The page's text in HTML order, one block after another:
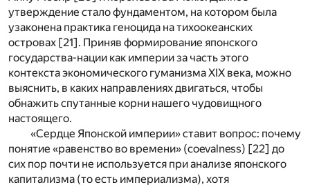
утверждение стало фундаментом, на котором была
узаконена практика геноцида на тихоокеанских
островах [21]. Приняв формирование японского
государства-нации как империи за часть этого
контекста экономического гуманизма XIX века, можно
выяснить, в каких направлениях двигаться, чтобы
обнажить спутанные корни нашего чудовищного
настоящего.
«Сердце Японской империи» ставит вопрос: почему
понятие «равенство во времени» (coevalness) [22] до
сих пор почти не используется при анализе японского
капитализма (то есть империализма), хотя